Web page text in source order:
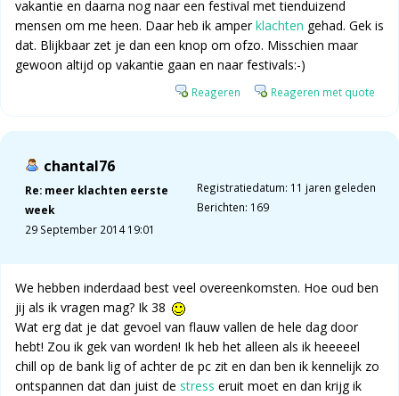
vakantie en daarna nog naar een festival met tienduizend
mensen om me heen. Daar heb ik amperklachten gehad. Gek is
dat. Blijkbaar zet je dan een knop om ofzo. Misschien maar
gewoon altijd op vakantie gaan en naar festivals:-)
Reageren Reageren met quote
chantal76
Re: meer klachten eerste
week
29 September 2014 19:01
Registratiedatum: 11 jaren geleden
Berichten: 169
We hebben inderdaad best veel overeenkomsten. Hoe oud ben
jij als ik vragen mag? Ik 38
Wat erg dat je dat gevoel van flauw vallen de hele dag door
hebt! Zou ik gek van worden! Ik heb het alleen als ik heeeeel
chill op de bank lig of achter de pc zit en dan ben ik kennelijk zo
ontspannen dat dan juist de stress eruit moet en dan krijg ik